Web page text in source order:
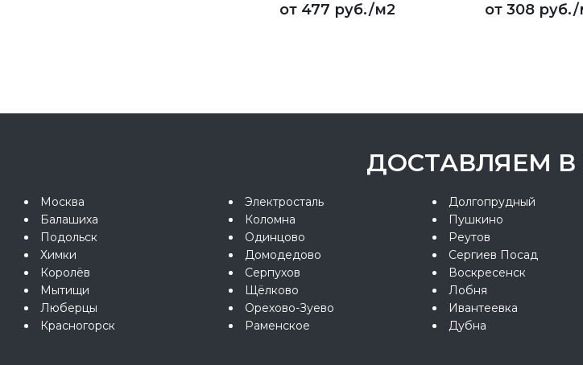
от 477 руб./м2 от 308 руб./
ДОСТАВЛЯЕМ В
Москва
Балашиха
Подольск
Химки
Королёв
Мытищи
Люберцы
Красногорск
Электросталь
Коломна
Одинцово
Домодедово
Серпухов
Щёлково
Орехово-Зуево
Раменское
Долгопрудный
Пушкино
Реутов
Сергиев Посад
Воскресенск
Лобня
Ивантеевка
Дубна